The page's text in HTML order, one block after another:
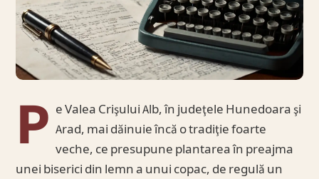
P e Valea Crişului Alb, în judeţele Hunedoara şi
Arad, mai dăinuie încă o tradiţie foarte
veche, ce presupune plantarea în preajma
unei biserici din lemn a unui copac, de regulă un